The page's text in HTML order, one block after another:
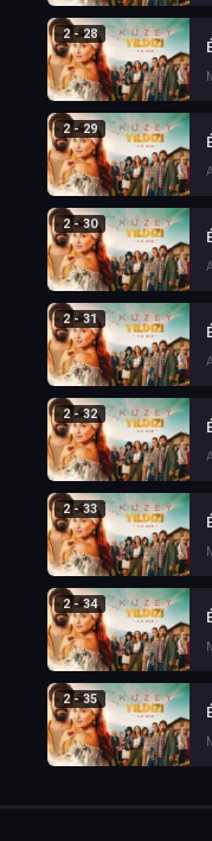
2 - 28
2 - 29
2 - 30
2 - 31
2 - 32
2 - 33
2 - 34
2 - 35